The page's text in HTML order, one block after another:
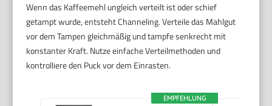
Wenn das Kaffeemehl ungleich verteilt ist oder schief
getampt wurde, entsteht Channeling. Verteile das Mahlgut
vor dem Tampen gleichmäßig und tampfe senkrecht mit
konstanter Kraft. Nutze einfache Verteilmethoden und
kontrolliere den Puck vor dem Einrasten.
EMPFEHLUNG